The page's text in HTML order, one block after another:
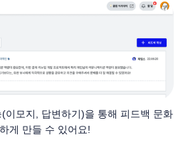
이모지, 답변하기)을 통해 피드백 문화
게 만들 수 있어요!